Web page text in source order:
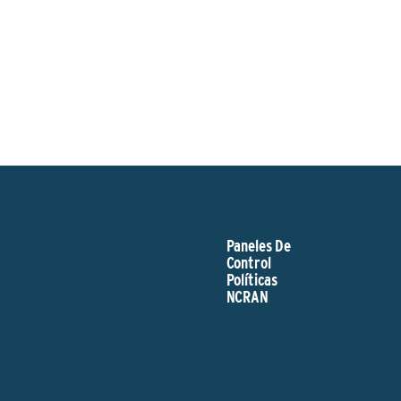
Paneles De
Control
Políticas
NCRAN